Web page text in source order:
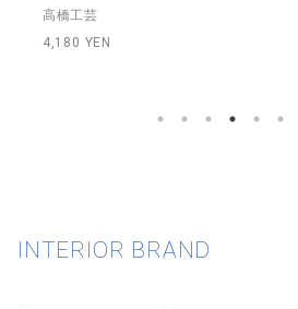
高橋工芸
2,420 YEN
INTERIOR BRAND